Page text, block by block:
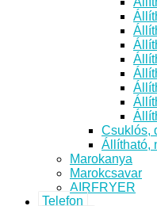
Csuklós,
Állítható,
Marokanya
Marokcsavar
AIRFRYER
Telefon